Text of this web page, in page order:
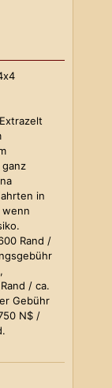
in
Rand /
/ ca.
Gebühr
N$ /